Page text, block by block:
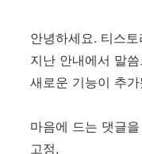
안녕하세요. 티스
지난 안내에서 말
새로운 기능이 추
마음에 드는 댓글
고정,